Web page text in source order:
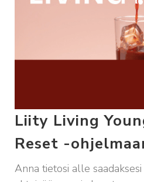
Liity Living
Reset -
Anna tietosi alle